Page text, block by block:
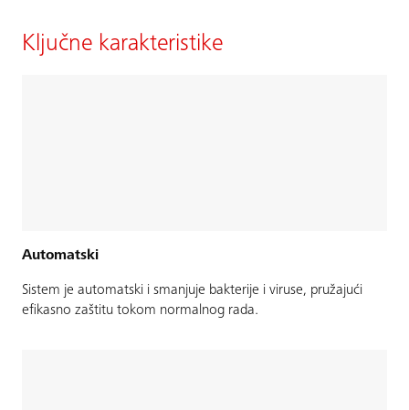
Ključne karakteristike
Automatski
Sistem je automatski i smanjuje bakterije i viruse, pružajući
efikasno zaštitu tokom normalnog rada.